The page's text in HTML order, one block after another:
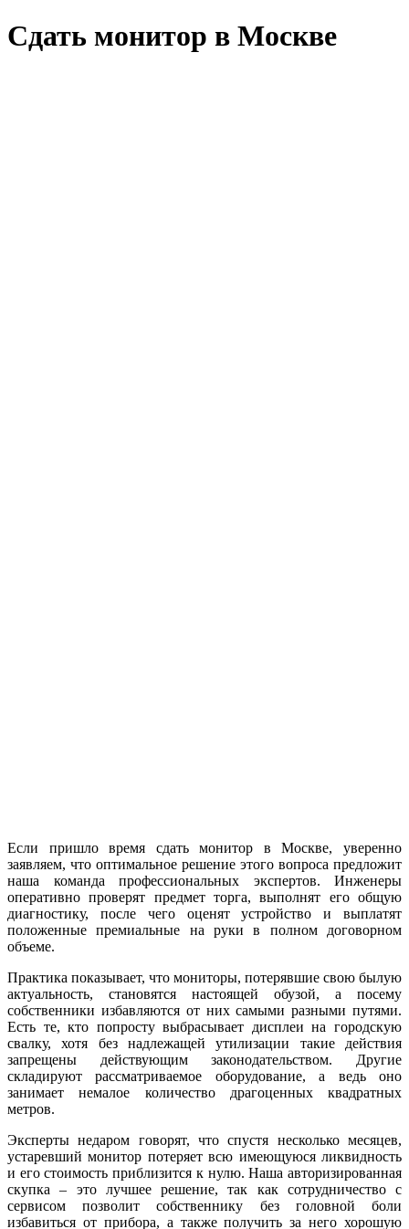
Сдать монитор в Москве
Если пришло время сдать монитор в Москве, уверенно
заявляем, что оптимальное решение этого вопроса предложит
наша команда профессиональных экспертов. Инженеры
оперативно проверят предмет торга, выполнят его общую
диагностику, после чего оценят устройство и выплатят
положенные премиальные на руки в полном договорном
объеме.
Практика показывает, что мониторы, потерявшие свою былую
актуальность, становятся настоящей обузой, а посему
собственники избавляются от них самыми разными путями.
Есть те, кто попросту выбрасывает дисплеи на городскую
свалку, хотя без надлежащей утилизации такие действия
запрещены действующим законодательством. Другие
складируют рассматриваемое оборудование, а ведь оно
занимает немалое количество драгоценных квадратных
метров.
Эксперты недаром говорят, что спустя несколько месяцев,
устаревший монитор потеряет всю имеющуюся ликвидность
и его стоимость приблизится к нулю. Наша авторизированная
скупка – это лучшее решение, так как сотрудничество с
сервисом позволит собственнику без головной боли
избавиться от прибора, а также получить за него хорошую